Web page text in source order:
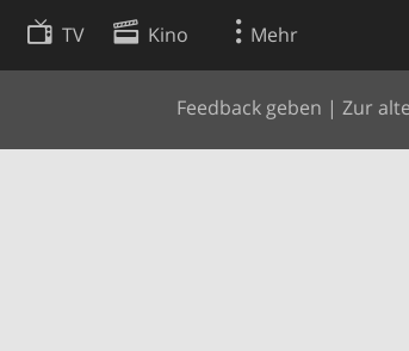
TV Kino Mehr
Feedback geben | Zur
Websuche